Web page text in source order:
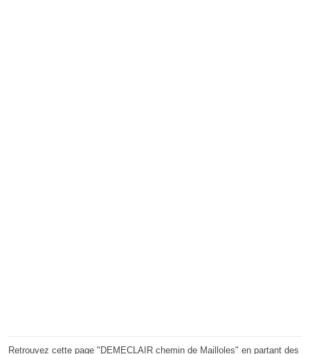
Retrouvez cette page "DEMECLAIR chemin de Mailloles" en partant des